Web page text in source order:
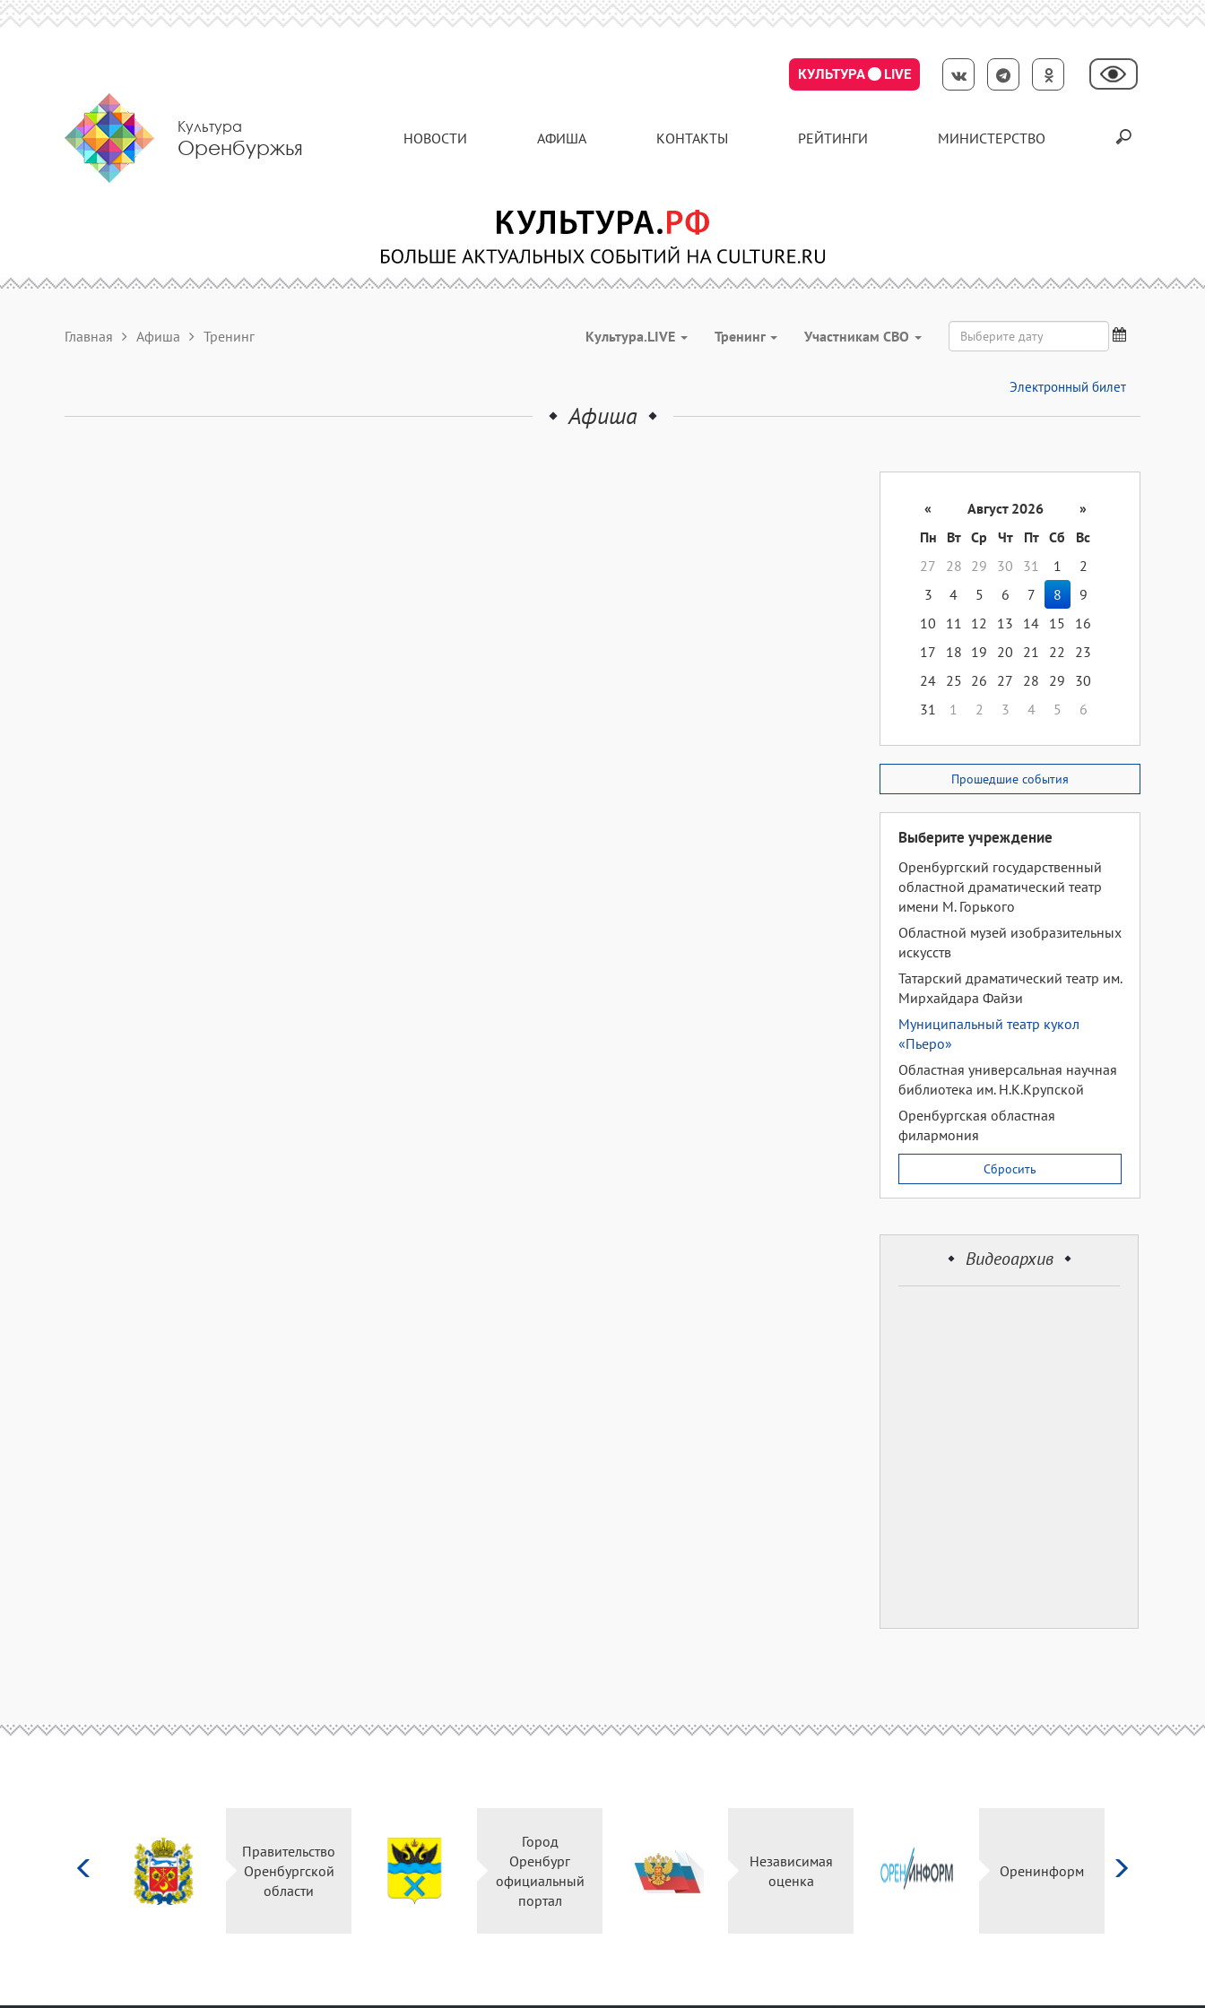
КУЛЬТУРА LIVE
Культура
Оренбуржья НОВОСТИ АФИША КОНТАКТЫ РЕЙТИНГИ МИНИСТЕРСТВО
Главная Афиша Тренинг Культура.LIVE Тренинг Участникам СВО
Электронный билет
Афиша
« Август 2026
»
Пн
Вт Ср Чт Пт Сб
Вс
27
28 29 30 31 1
2
3
4 5 6 7 8
9
10
11 12 13 14 15
16
17
18 19 20 21 22
23
24 25 26 27 28 29
30
31
1 2 3 4 5 6
Прошедшие события
Выберите учреждение
Оренбургский государственный
областной драматический театр
имени М. Горького
Областной музей изобразительных
искусств
Татарский драматический театр им.
Мирхайдара Файзи
Муниципальный театр кукол
«Пьеро»
Областная универсальная научная
библиотека им. Н.К.Крупской
Оренбургская областная
филармония
Сбросить
Видеоархив
Правительство
Оренбургской
области
Город
Оренбург
официальный
портал
Независимая
оценка
Оренинформ